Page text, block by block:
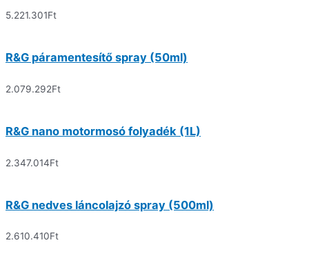
5.221.301Ft
R&G páramentesítő spray (50ml)
2.079.292Ft
R&G nano motormosó folyadék (1L)
2.347.014Ft
R&G nedves láncolajzó spray (500ml)
2.610.410Ft